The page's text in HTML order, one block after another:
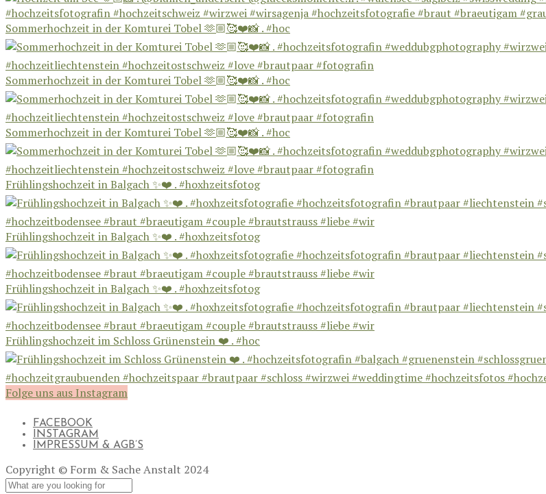
Sommerhochzeit in der Komturei Tobel 🫶🏼🥰❤️📸 . #hoc
Sommerhochzeit in der Komturei Tobel 🫶🏼🥰❤️📸 . #hoc
Sommerhochzeit in der Komturei Tobel 🫶🏼🥰❤️📸 . #hoc
Frühlingshochzeit in Balgach ✨❤️ . #hoxhzeitsfotog
Frühlingshochzeit in Balgach ✨❤️ . #hoxhzeitsfotog
Frühlingshochzeit in Balgach ✨❤️ . #hoxhzeitsfotog
Frühlingshochzeit im Schloss Grünenstein ❤️ . #hoc
Folge uns aus Instagram
FACEBOOK
INSTAGRAM
IMPRESSUM & AGB’S
Copyright © Form & Sache Anstalt 2024